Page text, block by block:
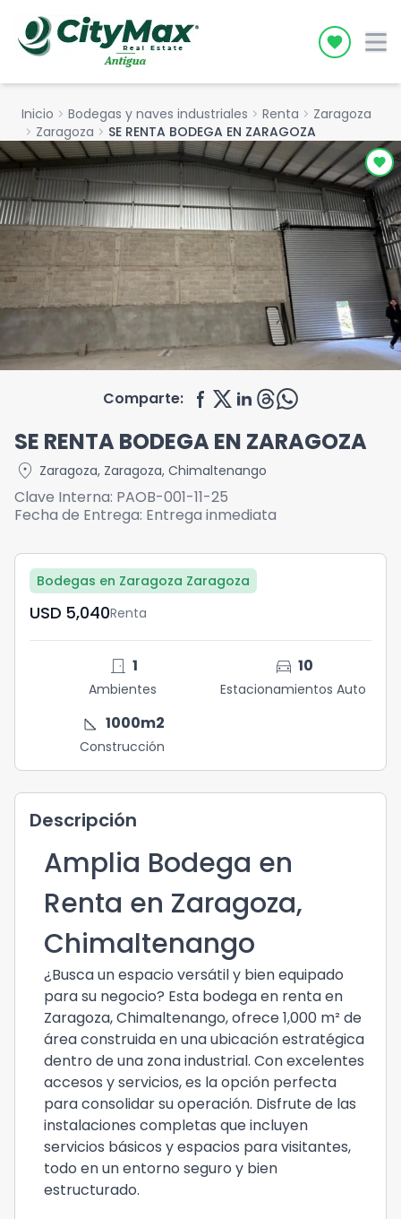
Icon
Inicio chevron_right Bodegas y naves industriales chevron_right Renta chevron_right Zaragoza
chevron_right Zaragoza chevron_right SE RENTA BODEGA EN ZARAGOZA
Comparte:
SE RENTA BODEGA EN ZARAGOZA
location_on Zaragoza, Zaragoza, Chimaltenango
Clave Interna: PAOB-001-11-25
Fecha de Entrega: Entrega inmediata
Bodegas en Zaragoza Zaragoza
USD	5,040Renta
door_front 1
Ambientes
directions_car 10
Estacionamientos Auto
square_foot 1000m2
Construcción
Descripción
Amplia Bodega en
Renta en Zaragoza,
Chimaltenango
¿Busca un espacio versátil y bien equipado
para su negocio? Esta bodega en renta en
Zaragoza, Chimaltenango, ofrece 1,000 m² de
área construida en una ubicación estratégica
dentro de una zona industrial. Con excelentes
accesos y servicios, es la opción perfecta
para consolidar su operación. Disfrute de las
instalaciones completas que incluyen
servicios básicos y espacios para visitantes,
todo en un entorno seguro y bien
estructurado.